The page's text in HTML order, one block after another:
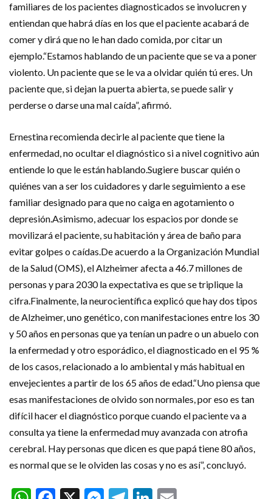
familiares de los pacientes diagnosticados se involucren y
entiendan que habrá días en los que el paciente acabará de
comer y dirá que no le han dado comida, por citar un
ejemplo.“Estamos hablando de un paciente que se va a poner
violento. Un paciente que se le va a olvidar quién tú eres. Un
paciente que, si dejan la puerta abierta, se puede salir y
perderse o darse una mal caída”, afirmó.
Ernestina recomienda decirle al paciente que tiene la
enfermedad, no ocultar el diagnóstico si a nivel cognitivo aún
entiende lo que le están hablando.Sugiere buscar quién o
quiénes van a ser los cuidadores y darle seguimiento a ese
familiar designado para que no caiga en agotamiento o
depresión.Asimismo, adecuar los espacios por donde se
movilizará el paciente, su habitación y área de baño para
evitar golpes o caídas.De acuerdo a la Organización Mundial
de la Salud (OMS), el Alzheimer afecta a 46.7 millones de
personas y para 2030 la expectativa es que se triplique la
cifra.Finalmente, la neurocientífica explicó que hay dos tipos
de Alzheimer, uno genético, con manifestaciones entre los 30
y 50 años en personas que ya tenían un padre o un abuelo con
la enfermedad y otro esporádico, el diagnosticado en el 95 %
de los casos, relacionado a lo ambiental y más habitual en
envejecientes a partir de los 65 años de edad.“Uno piensa que
esas manifestaciones de olvido son normales, por eso es tan
difícil hacer el diagnóstico porque cuando el paciente va a
consulta ya tiene la enfermedad muy avanzada con atrofia
cerebral. Hay personas que dicen es que papá tiene 80 años,
es normal que se le olviden las cosas y no es así”, concluyó.